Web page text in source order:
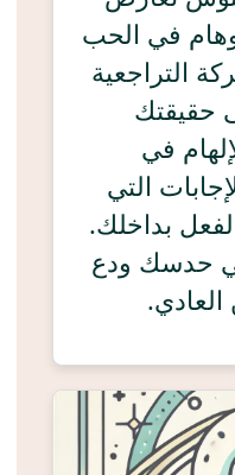
في الحب
التراجعية
حقيقتك
في
التي
بداخلك.
حدسك ودع